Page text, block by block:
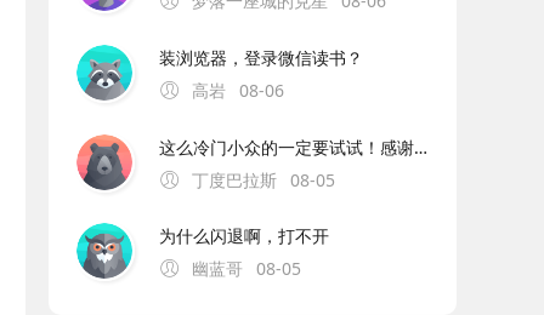
装浏览器，登录微信读书？
高岩 08-06
这么冷门小众的一定要试试！感谢分享！
丁度巴拉斯 08-05
为什么闪退啊，打不开
幽蓝哥
08-05